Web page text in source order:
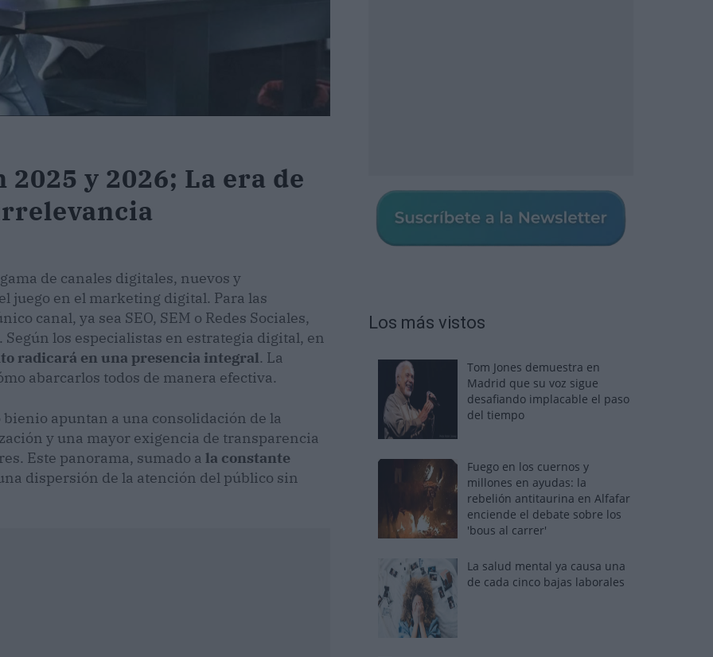
y 2026; La era de
de canales digitales, nuevos y
juego en el marketing digital. Para las
canal, ya sea SEO, SEM o Redes Sociales,
Según los especialistas en estrategia digital, en
radicará en una presencia integral. La
abarcarlos todos de manera efectiva.
apuntan a una consolidación de la
y una mayor exigencia de transparencia
Este panorama, sumado a la constante
dispersión de la atención del público sin
Los más vistos
Tom Jones demuestra en
Madrid que su voz sigue
desafiando implacable el paso
del tiempo
Fuego en los cuernos y
millones en ayudas: la
rebelión antitaurina en Alfafar
enciende el debate sobre los
'bous al carrer'
La salud mental ya causa una
de cada cinco bajas laborales